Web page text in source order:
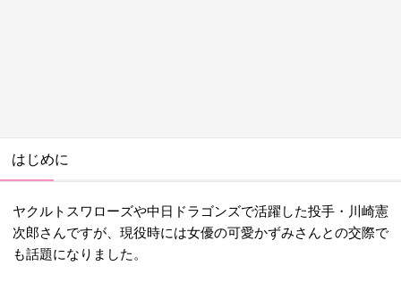
はじめに
ヤクルトスワローズや中日ドラゴンズで活躍した投手・川崎憲
次郎さんですが、現役時には女優の可愛かずみさんとの交際で
も話題になりました。